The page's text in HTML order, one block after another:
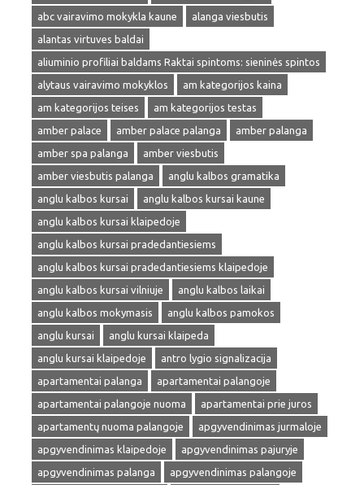
abc vairavimo mokykla kaune
alanga viesbutis
alantas virtuves baldai
aliuminio profiliai baldams Raktai spintoms: sieninės spintos
alytaus vairavimo mokyklos
am kategorijos kaina
am kategorijos teises
am kategorijos testas
amber palace
amber palace palanga
amber palanga
amber spa palanga
amber viesbutis
amber viesbutis palanga
anglu kalbos gramatika
anglu kalbos kursai
anglu kalbos kursai kaune
anglu kalbos kursai klaipedoje
anglu kalbos kursai pradedantiesiems
anglu kalbos kursai pradedantiesiems klaipedoje
anglu kalbos kursai vilniuje
anglu kalbos laikai
anglu kalbos mokymasis
anglu kalbos pamokos
anglu kursai
anglu kursai klaipeda
anglu kursai klaipedoje
antro lygio signalizacija
apartamentai palanga
apartamentai palangoje
apartamentai palangoje nuoma
apartamentai prie juros
apartamentų nuoma palangoje
apgyvendinimas jurmaloje
apgyvendinimas klaipedoje
apgyvendinimas pajuryje
apgyvendinimas palanga
apgyvendinimas palangoje